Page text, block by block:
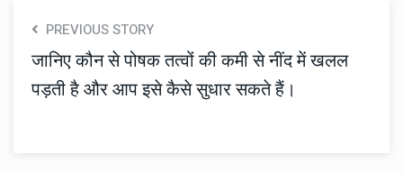
PREVIOUS STORY
जानिए कौन से पोषक तत्वों की कमी से नींद में खलल
पड़ती है और आप इसे कैसे सुधार सकते हैं।